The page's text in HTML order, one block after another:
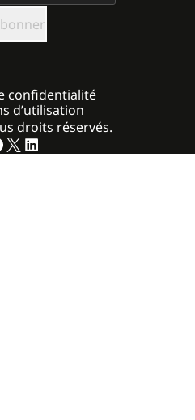
droits réservés.
confidentialité
d’utilisation